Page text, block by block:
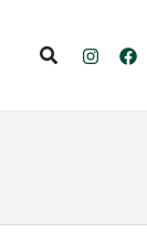
Pesquisar